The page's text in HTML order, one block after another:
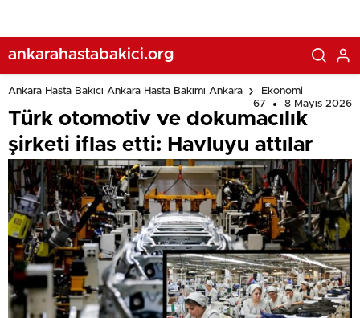
ankarahastabakici.org
Ankara Hasta Bakıcı Ankara Hasta Bakımı Ankara
Ekonomi
67
8 Mayıs 2026
Türk otomotiv ve dokumacılık
şirketi iflas etti: Havluyu attılar